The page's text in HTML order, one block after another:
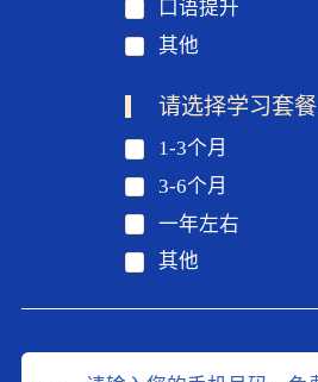
口语提升
其他
请选择学习套餐
1-3个月
3-6个月
一年左右
其他